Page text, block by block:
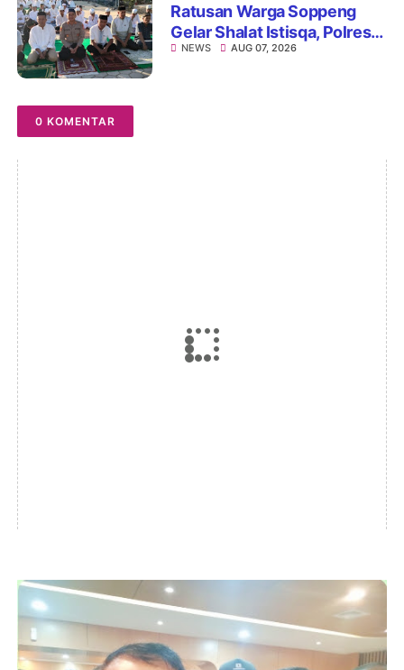
Ratusan Warga Soppeng
Gelar Shalat Istisqa, Polres
Hadir Mengawal Ikhtiar
NEWS AUG 07, 2026
0 KOMENTAR